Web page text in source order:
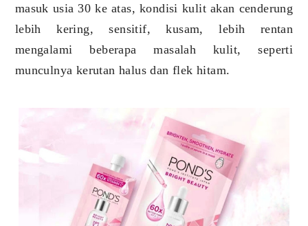
masuk usia 30 ke atas, kondisi kulit akan cenderung
lebih kering, sensitif, kusam, lebih rentan
mengalami beberapa masalah kulit, seperti
munculnya kerutan halus dan flek hitam.